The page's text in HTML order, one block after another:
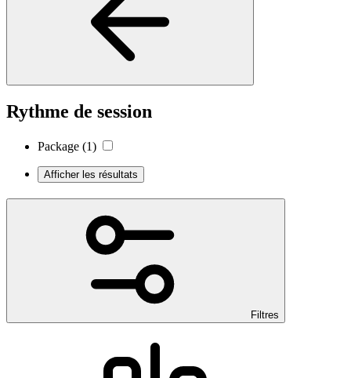
Rythme de session
Package (1)
Afficher les résultats
Filtres